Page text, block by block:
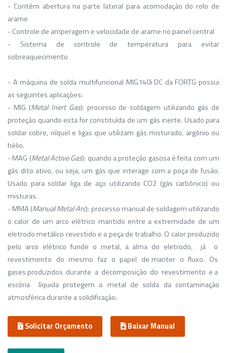
- Contém abertura na parte lateral para acomodação do rolo de
arame
- Controle de amperagem e velocidade de arame no painel central
- Sistema de controle de temperatura para evitar
sobreaquecimento
- A máquina de solda multifuncional MIG140i DC da FORTG possui
as seguintes aplicações:
- MIG (Metal Inert Gas): processo de soldagem utilizando gás de
proteção quando esta for constituída de um gás inerte. Usado para
soldar cobre, níquel e ligas que utilizam gás misturado, argônio ou
hélio.
- MAG (Metal Active Gas): quando a proteção gasosa é feita com um
gás dito ativo, ou seja, um gás que interage com a poça de fusão.
Usado para soldar liga de aço utilizando CO2 (gás carbônico) ou
misturas.
- MMA (Manual Metal Arc): processo manual de soldagem utilizando
o calor de um arco elétrico mantido entre a extremidade de um
eletrodo metálico revestido e a peça de trabalho. O calor produzido
pelo arco elétrico funde o metal, a alma do eletrodo, já o
revestimento do mesmo faz o papel de manter o fluxo. Os
gases produzidos durante a decomposição do revestimento e a
escória líquida protegem o metal de solda da contaminação
atmosférica durante a solidificação.
Solicitar Orçamento Baixar Manual